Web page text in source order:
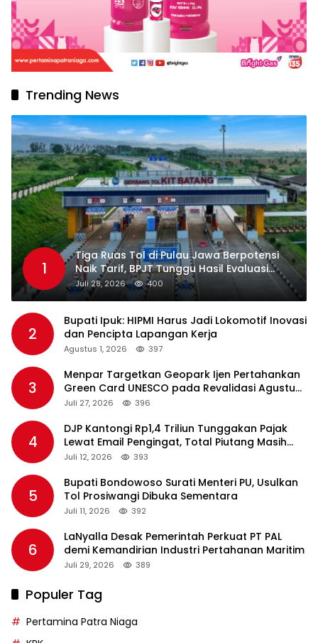
Trending News
1
Tiga Ruas Tol di Pulau Jawa Berpotensi
Naik Tarif, BPJT Tunggu Hasil Evaluasi
Standar Pelayanan
Juli 28, 2026 400
2
Bupati Ipuk: HIPMI Harus Jadi Lokomotif Inovasi
dan Pencipta Lapangan Kerja
Agustus 1, 2026 397
3
Menpar Targetkan Geopark Ijen Pertahankan
Green Card UNESCO pada Revalidasi Agustus
2026
Juli 27, 2026 396
4
DJP Kantongi Rp1,4 Triliun Tunggakan Pajak
Lewat Email Pengingat, Total Piutang Masih
Rp36 Triliun
Juli 12, 2026 393
5
Bupati Bondowoso Surati Menteri PU, Usulkan
Tol Prosiwangi Dibuka Sementara
Juli 11, 2026 392
6
LaNyalla Desak Pemerintah Perkuat PT PAL
demi Kemandirian Industri Pertahanan Maritim
Juli 29, 2026 389
Populer Tag
Pertamina Patra Niaga